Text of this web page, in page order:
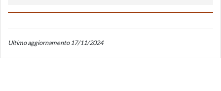
Ultimo aggiornamento 17/11/2024